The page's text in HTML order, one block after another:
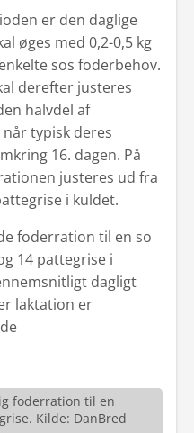
er den daglige
øges med 0,2-0,5 kg
sos foderbehov.
derefter justeres
halvdel af
typisk deres
16. dagen. På
justeres ud fra
i kuldet.
foderration til en so
14 pattegrise i
dagligt
laktation er
foderration til en
Kilde: DanBred